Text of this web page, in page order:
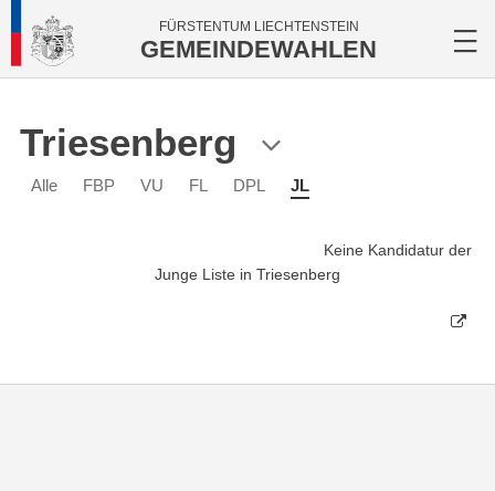
FÜRSTENTUM LIECHTENSTEIN
GEMEINDEWAHLEN
Triesenberg
Alle FBP VU FL DPL JL
Keine Kandidatur der
Junge Liste in Triesenberg